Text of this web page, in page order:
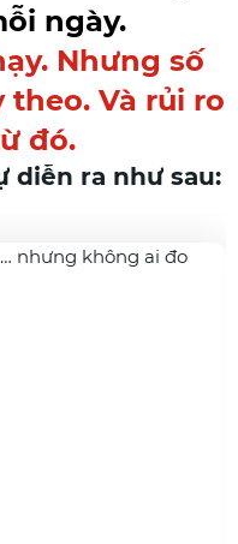
ngày.
Nhưng số
Và rủi ro
đó.
diễn ra như sau: